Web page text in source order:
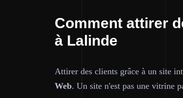
Comment attirer
à Lalinde
Attirer des clients grâce à un site
Web. Un site n'est pas une vitrine